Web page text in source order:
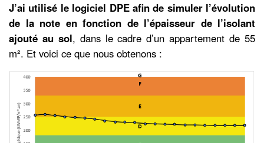
J’ai utilisé le logiciel DPE afin de simuler l’évolution
de la note en fonction de l’épaisseur de l’isolant
ajouté au sol, dans le cadre d’un appartement de 55
m². Et voici ce que nous obtenons :